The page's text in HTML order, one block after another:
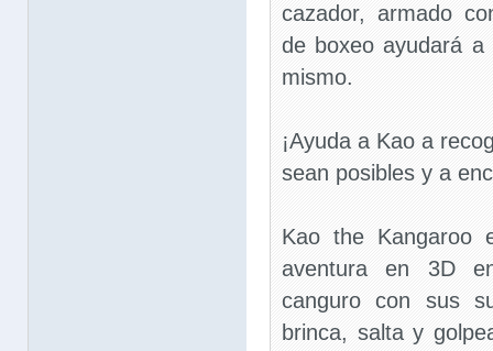
cazador, armado
de boxeo ayudará
mismo.
¡Ayuda a Kao a
sean posibles y a
Kao the Kangaroo
aventura en 3D
canguro con sus
brinca, salta y